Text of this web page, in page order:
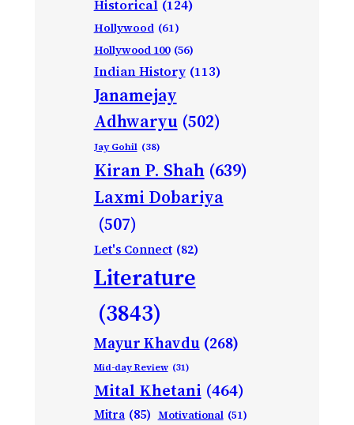
Historical (124)
Hollywood (61)
Hollywood 100 (56)
Indian History (113)
Janamejay
Adhwaryu (502)
Jay Gohil (38)
Kiran P. Shah (639)
Laxmi Dobariya
(507)
Let's Connect (82)
Literature
(3843)
Mayur Khavdu (268)
Mid-day Review (31)
Mital Khetani (464)
Mitra (85) Motivational (51)